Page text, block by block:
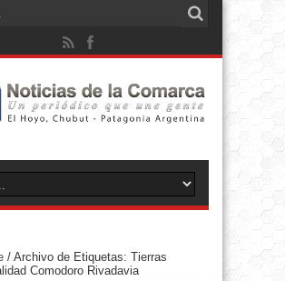
/ Archivo de Etiquetas: Tierras
Comodoro Rivadavia